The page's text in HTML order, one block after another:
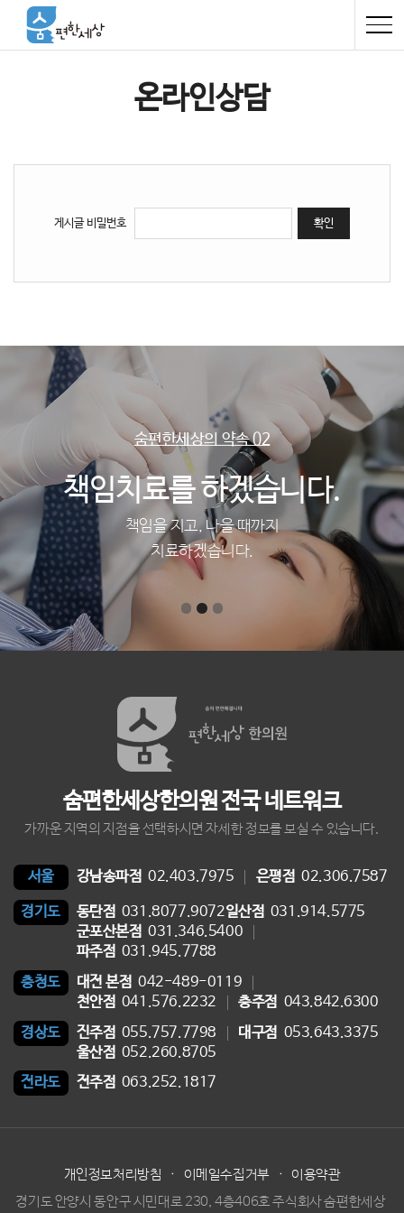
온라인상담
게시글 비밀번호 확인
숨편한세상의 약속 02
책임치료를 하겠습니다.
책임을 지고, 나을 때까지
치료하겠습니다.
숨편한세상한의원 전국 네트워크
가까운 지역의 지점을 선택하시면 자세한 정보를 보실 수 있습니다.
서울 강남송파점 02.403.7975 은평점 02.306.7587
경기도 동탄점 031.8077.9072일산점 031.914.5775
군포산본점 031.346.5400
파주점 031.945.7788
충청도
대전 본점 042-489-0119
천안점 041.576.2232 충주점 043.842.6300
경상도
진주점 055.757.7798 대구점 053.643.3375
울산점 052.260.8705
전라도
전주점 063.252.1817
개인정보처리방침 · 이메일수집거부 ·
이용약관
경기도 안양시 동안구 시민대로 230, 4층406호 주식회사 숨편한세상